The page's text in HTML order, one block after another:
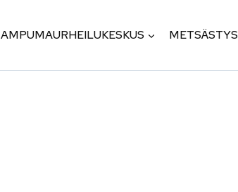
AMPUMAURHEILUKESKUS METSÄSTYS